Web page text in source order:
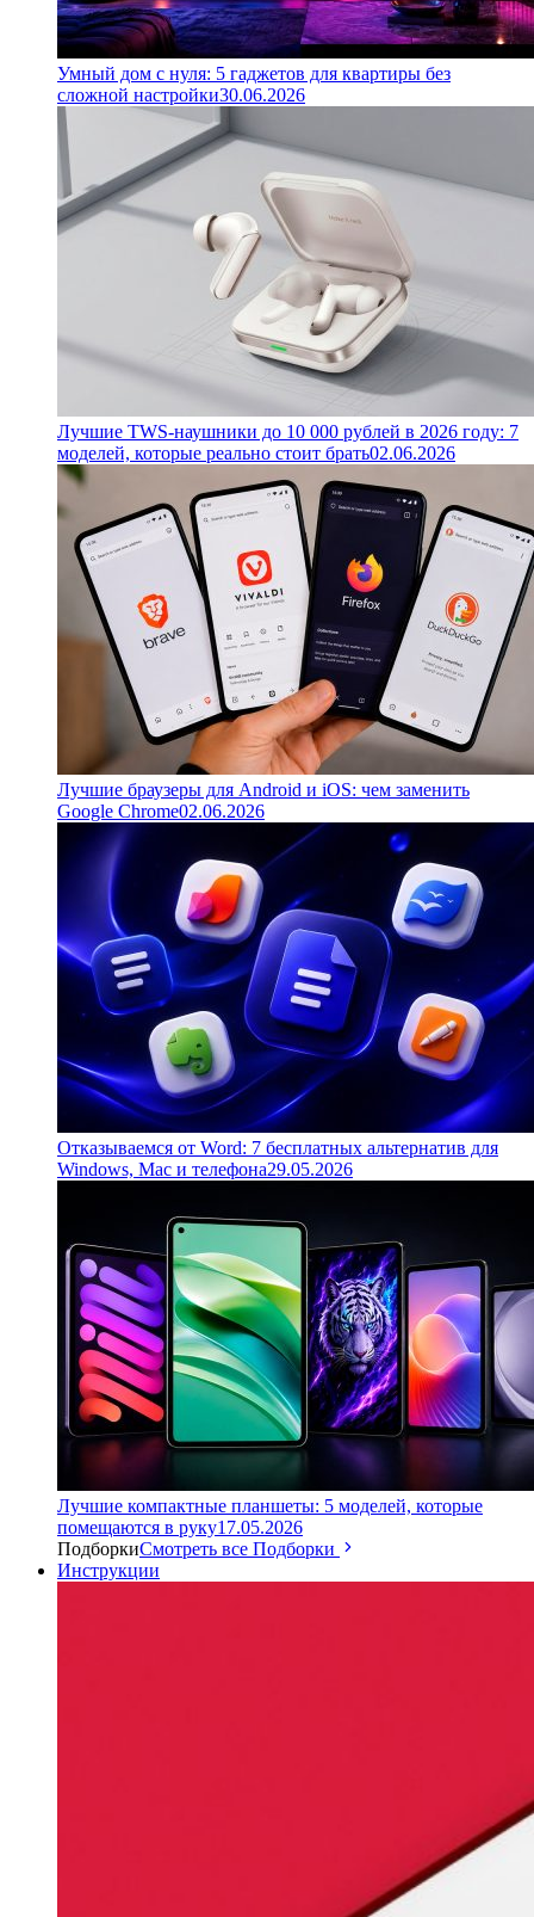
Умный дом с нуля: 5 гаджетов для квартиры без
сложной настройки30.06.2026
Лучшие TWS-наушники до 10 000 рублей в 2026 году: 7
моделей, которые реально стоит брать02.06.2026
Лучшие браузеры для Android и iOS: чем заменить
Google Chrome02.06.2026
Отказываемся от Word: 7 бесплатных альтернатив для
Windows, Mac и телефона29.05.2026
Лучшие компактные планшеты: 5 моделей, которые
помещаются в руку17.05.2026
ПодборкиСмотреть все Подборки
Инструкции